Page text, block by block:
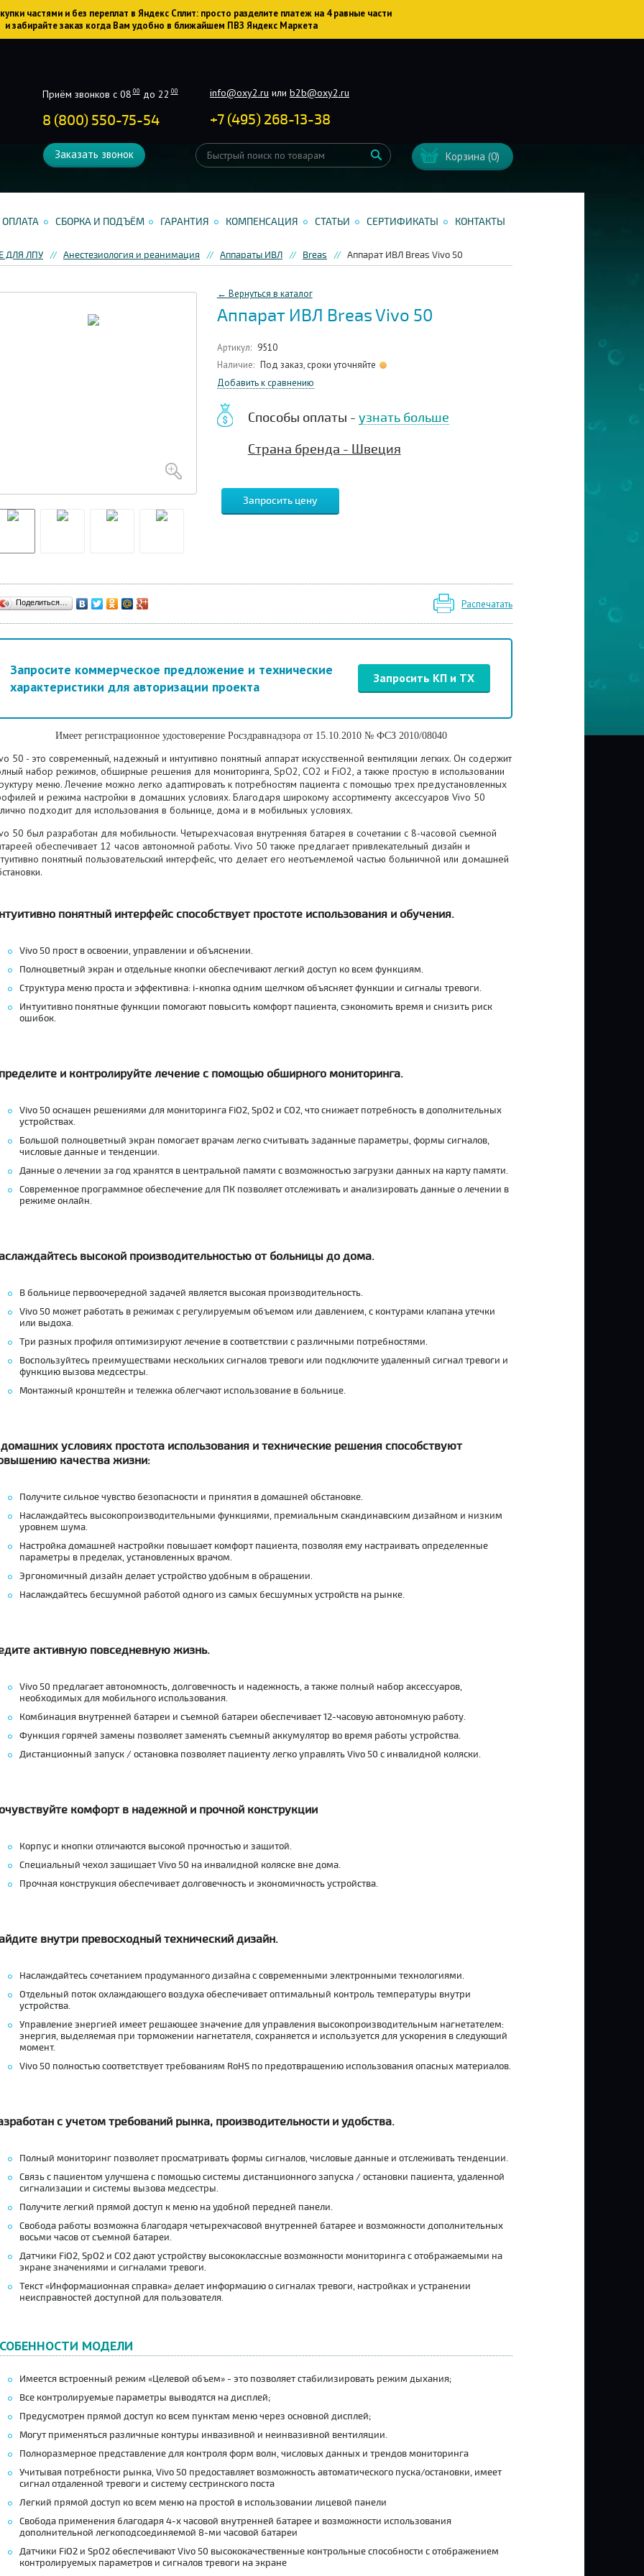
частями и без переплат в Яндекс Сплит: просто разделите платеж на 4 равные части
и забирайте заказ когда Вам удобно в ближайшем ПВЗ Яндекс Маркета
Приём звонков с 08 00до 22 00
8 (800) 550-75-54
info@oxy2.ru илиb2b@oxy2.ru
+7 (495) 268-13-38
Заказать звонок Корзина(0)
ОПЛАТА СБОРКА И ПОДЪЁМ ГАРАНТИЯ КОМПЕНСАЦИЯ СТАТЬИ СЕРТИФИКАТЫ КОНТАКТЫ
ДЛЯ ЛПУ Анестезиология и реанимация Аппараты ИВЛ Breas Аппарат ИВЛ Breas Vivo 50
← Вернуться в каталог
Аппарат ИВЛ Breas Vivo 50
Артикул: 9510
Наличие: Под заказ, сроки уточняйте
Добавить к сравнению
Способы оплаты - узнать больше
Страна бренда - Швеция
Запросить цену
Поделиться… Распечатать
Запросите коммерческое предложение и технические
характеристики для авторизации проекта
Запросить КП и ТХ
Имеет регистрационное удостоверение Росздравнадзора от 15.10.2010 № ФСЗ 2010/08040
50 - это современный, надежный и интуитивно понятный аппарат искусственной вентиляции легких. Он содержит
набор режимов, обширные решения для мониторинга, SpO2, CO2 и FiO2, а также простую в использовании
меню.Лечение можно легко адаптировать к потребностям пациента с помощью трех предустановленных
и режима настройки в домашних условиях. Благодаря широкому ассортименту аксессуаров Vivo 50
подходит для использования в больнице, дома и в мобильных условиях.
50 был разработан для мобильности. Четырехчасовая внутренняя батарея в сочетании с 8-часовой съемной
обеспечивает 12 часов автономной работы. Vivo 50 также предлагает привлекательный дизайн и
понятный пользовательский интерфейс, что делает его неотъемлемой частью больничной или домашней
понятный интерфейс способствует простоте использования и обучения.
Vivo 50 прост в освоении, управлении и объяснении.
Полноцветный экран и отдельные кнопки обеспечивают легкий доступ ко всем функциям.
Структура меню проста и эффективна: i-кнопка одним щелчком объясняет функции и сигналы тревоги.
Интуитивно понятные функции помогают повысить комфорт пациента, сэкономить время и снизить риск
ошибок.
и контролируйте лечение с помощью обширного мониторинга.
Vivo 50 оснащен решениями для мониторинга FiO2, SpO2 и CO2, что снижает потребность в дополнительных
устройствах.
Большой полноцветный экран помогает врачам легко считывать заданные параметры, формы сигналов,
числовые данные и тенденции.
Данные о лечении за год хранятся в центральной памяти с возможностью загрузки данных на карту памяти.
Современное программное обеспечение для ПК позволяет отслеживать и анализировать данные о лечении в
режиме онлайн.
высокой производительностью от больницы до дома.
В больнице первоочередной задачей является высокая производительность.
Vivo 50 может работать в режимах с регулируемым объемом или давлением, с контурами клапана утечки
или выдоха.
Три разных профиля оптимизируют лечение в соответствии с различными потребностями.
Воспользуйтесь преимуществами нескольких сигналов тревоги или подключите удаленный сигнал тревоги и
функцию вызова медсестры.
Монтажный кронштейн и тележка облегчают использование в больнице.
условиях простота использования и технические решения способствуют
качества жизни:
Получите сильное чувство безопасности и принятия в домашней обстановке.
Наслаждайтесь высокопроизводительными функциями, премиальным скандинавским дизайном и низким
уровнем шума.
Настройка домашней настройки повышает комфорт пациента, позволяя ему настраивать определенные
параметры в пределах, установленных врачом.
Эргономичный дизайн делает устройство удобным в обращении.
Наслаждайтесь бесшумной работой одного из самых бесшумных устройств на рынке.
активную повседневную жизнь.
Vivo 50 предлагает автономность, долговечность и надежность, а также полный набор аксессуаров,
необходимых для мобильного использования.
Комбинация внутренней батареи и съемной батареи обеспечивает 12-часовую автономную работу.
Функция горячей замены позволяет заменять съемный аккумулятор во время работы устройства.
Дистанционный запуск / остановка позволяет пациенту легко управлять Vivo 50 с инвалидной коляски.
комфорт в надежной и прочной конструкции
Корпус и кнопки отличаются высокой прочностью и защитой.
Специальный чехол защищает Vivo 50 на инвалидной коляске вне дома.
Прочная конструкция обеспечивает долговечность и экономичность устройства.
внутри превосходный технический дизайн.
Наслаждайтесь сочетанием продуманного дизайна с современными электронными технологиями.
Отдельный поток охлаждающего воздуха обеспечивает оптимальный контроль температуры внутри
устройства.
Управление энергией имеет решающее значение для управления высокопроизводительным нагнетателем:
энергия, выделяемая при торможении нагнетателя, сохраняется и используется для ускорения в следующий
момент.
Vivo 50 полностью соответствует требованиям RoHS по предотвращению использования опасных материалов.
с учетом требований рынка, производительности и удобства.
Полный мониторинг позволяет просматривать формы сигналов, числовые данные и отслеживать тенденции.
Связь с пациентом улучшена с помощью системы дистанционного запуска / остановки пациента, удаленной
сигнализации и системы вызова медсестры.
Получите легкий прямой доступ к меню на удобной передней панели.
Свобода работы возможна благодаря четырехчасовой внутренней батарее и возможности дополнительных
восьми часов от съемной батареи.
Датчики FiO2, SpO2 и CO2 дают устройству высококлассные возможности мониторинга с отображаемыми на
экране значениями и сигналами тревоги.
Текст «Информационная справка» делает информацию о сигналах тревоги, настройках и устранении
неисправностей доступной для пользователя.
МОДЕЛИ
Имеется встроенный режим «Целевой объем» - это позволяет стабилизировать режим дыхания;
Все контролируемые параметры выводятся на дисплей;
Предусмотрен прямой доступ ко всем пунктам меню через основной дисплей;
Могут применяться различные контуры инвазивной и неинвазивной вентиляции.
Полноразмерное представление для контроля форм волн, числовых данных и трендов мониторинга
Учитывая потребности рынка, Vivo 50 предоставляет возможность автоматического пуска/остановки, имеет
сигнал отдаленной тревоги и систему сестринского поста
Легкий прямой доступ ко всем меню на простой в использовании лицевой панели
Свобода применения благодаря 4-х часовой внутренней батарее и возможности использования
дополнительной легкоподсоединяемой 8-ми часовой батареи
Датчики FiO2 и SpO2 обеспечивают Vivo 50 высококачественные контрольные способности с отображением
контролируемых параметров и сигналов тревоги на экране